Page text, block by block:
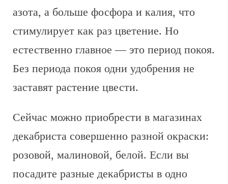
азота, а больше фосфора и калия, что
стимулирует как раз цветение. Но
естественно главное — это период покоя.
Без периода покоя одни удобрения не
заставят растение цвести.
Сейчас можно приобрести в магазинах
декабриста совершенно разной окраски:
розовой, малиновой, белой. Если вы
посадите разные декабристы в одно